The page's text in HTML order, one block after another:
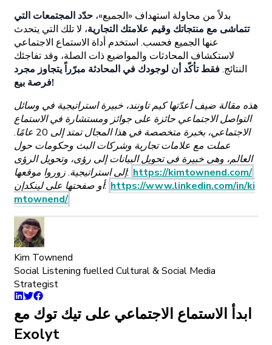
بدلاً من محاولة استهداف «الجميع»، حدّد المجتمعات التي
تتماشى مع منتجاتك وقيم علامتك التجارية، لا تلك التي يتحدث
عنها الجميع فحسب. استخدم أداة الاستماع الاجتماعي
لاستكشاف المحادثات والمواضيع ذات الصلة، وقد تفاجئك
النتائج.فقط تأكّد أن لوجودك في المحادثة مبرّراً يتجاوز مجرد
فرصة بيع!
هذه مقالة ضيف أعدّتها كيم تاونند، خبيرة استراتيجية في وسائل
التواصل الاجتماعي حائزة على جوائز ومستشارة في الاستماع
الاجتماعي، بخبرة متخصصة في هذا المجال تمتد إلى 20 عامًا.
عملت مع علامات تجارية وشركات البث وحكومات حول
العالم، وهي خبيرة في تحويل البيانات إلى رؤى، وتحويل الرؤى
إلى استراتيجية. زوروا موقعها: https://kimtownend.com/
أو صفحتها على لينكدإن: https://www.linkedin.com/in/ki
mtownend/
Kim Townend
Social Listening fuelled Cultural & Social Media
Strategist
ابدأ الاستماع الاجتماعي على تيك توك مع
Exolyt